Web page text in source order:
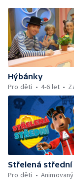
Hýbánky
Pro děti
4-6 let
Střelená střední
Pro děti
Animovaný